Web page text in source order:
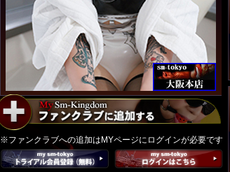
※ファンクラブへの追加はMYページにログインが必要です